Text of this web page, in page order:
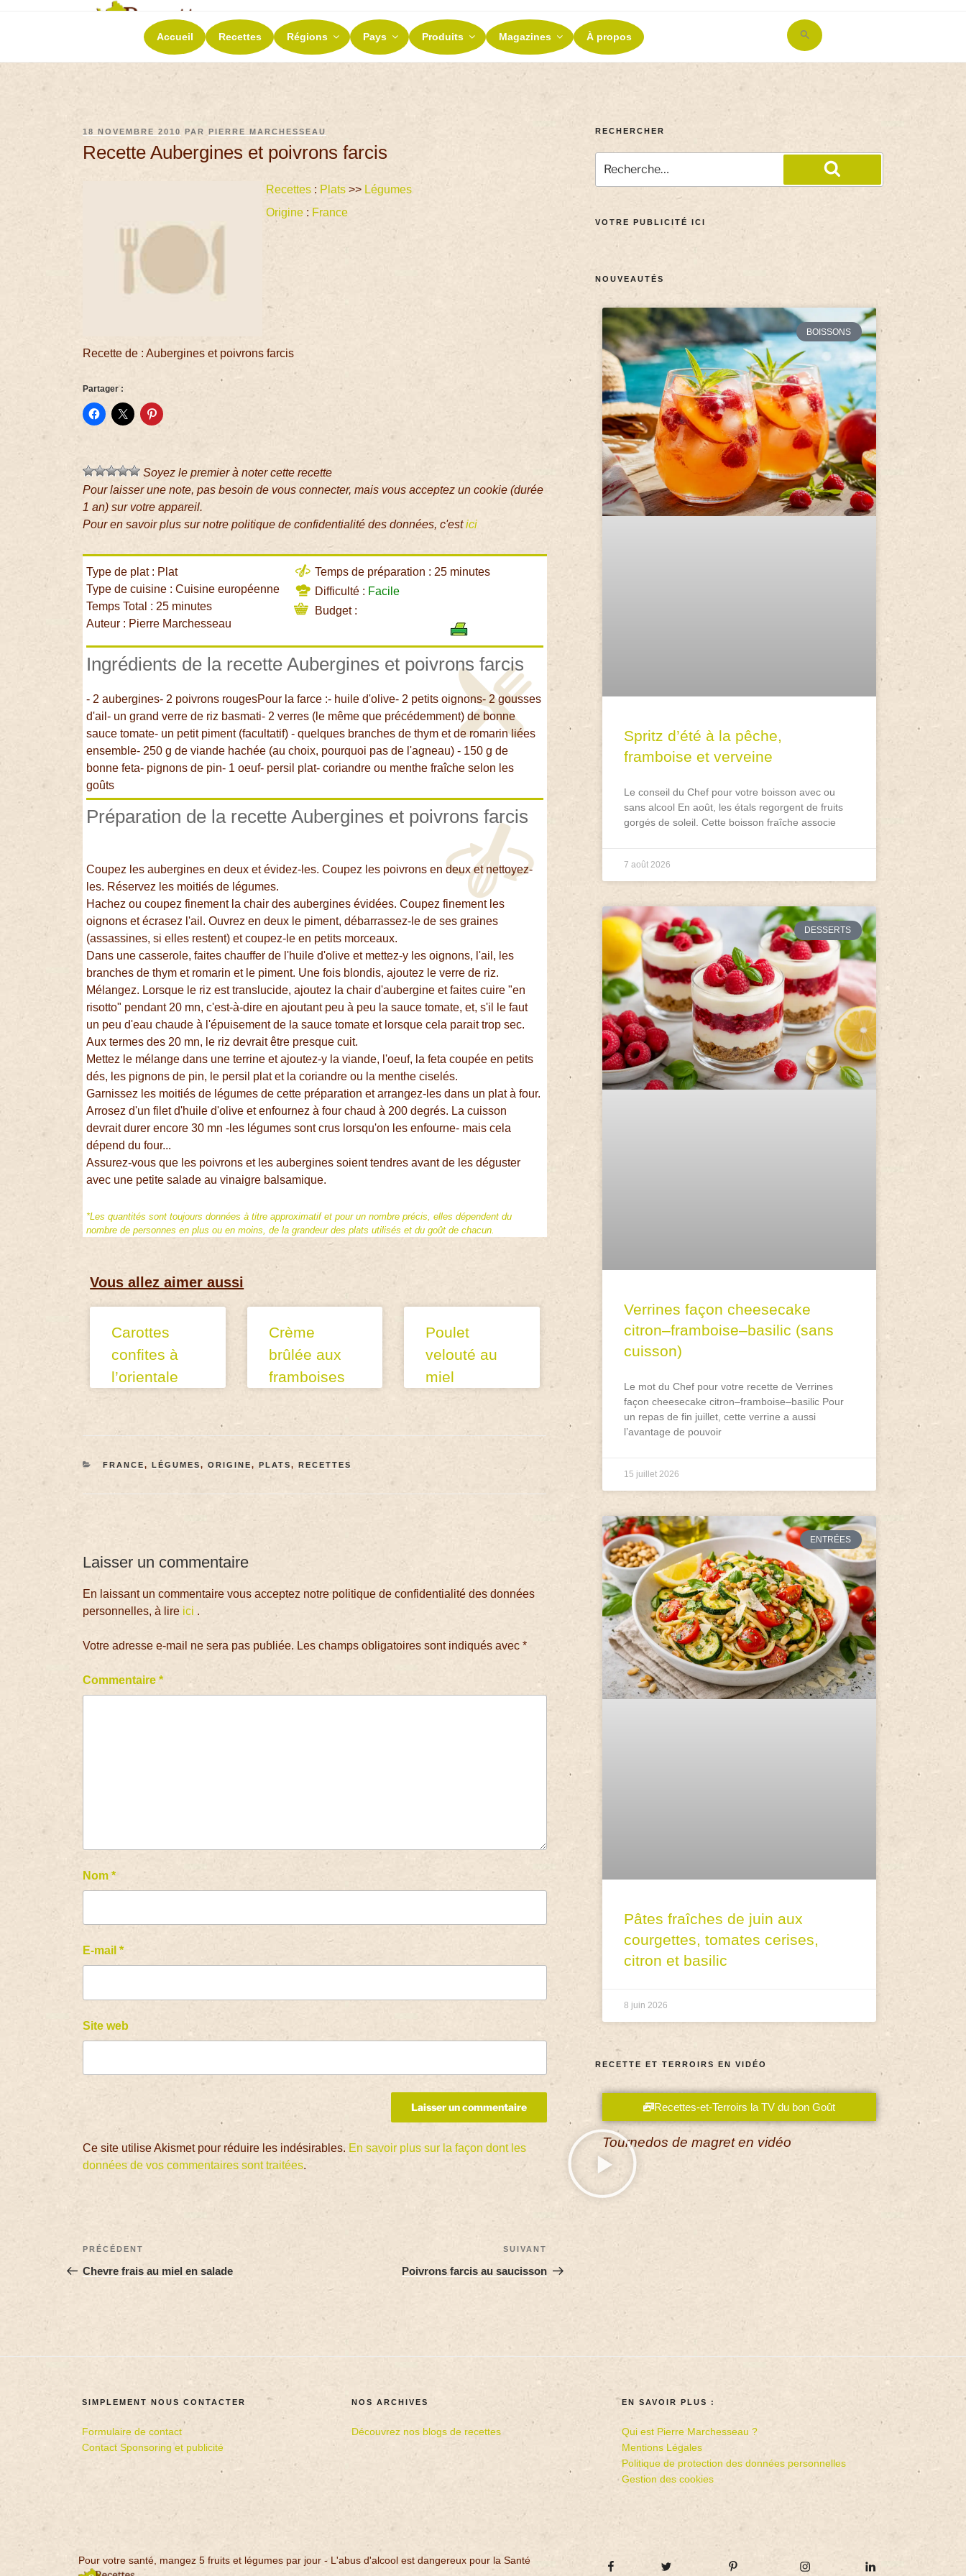
RECETTES ET TERROIRS
La richesse de nos terroirs
Accueil Recettes Régions Pays Produits Magazines À propos
Search
for:
18 NOVEMBRE 2010 PARPIERRE MARCHESSEAU
Recette Aubergines et poivrons farcis
Recettes : Plats >> Légumes
Origine : France
Recette de : Aubergines et poivrons farcis
Partager :
Soyez le premier à noter cette recette
Pour laisser une note, pas besoin de vous connecter, mais vous acceptez un cookie (durée
1 an) sur votre appareil.
Pour en savoir plus sur notre politique de confidentialité des données, c'estici
Type de plat : Plat
Type de cuisine : Cuisine européenne
Temps Total : 25 minutes
Auteur : Pierre Marchesseau
Temps de préparation : 25 minutes
Difficulté : Facile
Budget :
Ingrédients de la recette Aubergines et poivrons farcis
- 2 aubergines- 2 poivrons rougesPour la farce :- huile d'olive- 2 petits oignons- 2 gousses
d'ail- un grand verre de riz basmati- 2 verres (le même que précédemment) de bonne
sauce tomate- un petit piment (facultatif) - quelques branches de thym et de romarin liées
ensemble- 250 g de viande hachée (au choix, pourquoi pas de l'agneau) - 150 g de
bonne feta- pignons de pin- 1 oeuf- persil plat- coriandre ou menthe fraîche selon les
goûts
Préparation de la recette Aubergines et poivrons farcis
Coupez les aubergines en deux et évidez-les. Coupez les poivrons en deux et nettoyez-
les. Réservez les moitiés de légumes.
Hachez ou coupez finement la chair des aubergines évidées. Coupez finement les
oignons et écrasez l'ail. Ouvrez en deux le piment, débarrassez-le de ses graines
(assassines, si elles restent) et coupez-le en petits morceaux.
Dans une casserole, faites chauffer de l'huile d'olive et mettez-y les oignons, l'ail, les
branches de thym et romarin et le piment. Une fois blondis, ajoutez le verre de riz.
Mélangez. Lorsque le riz est translucide, ajoutez la chair d'aubergine et faites cuire "en
risotto" pendant 20 mn, c'est-à-dire en ajoutant peu à peu la sauce tomate, et, s'il le faut
un peu d'eau chaude à l'épuisement de la sauce tomate et lorsque cela parait trop sec.
Aux termes des 20 mn, le riz devrait être presque cuit.
Mettez le mélange dans une terrine et ajoutez-y la viande, l'oeuf, la feta coupée en petits
dés, les pignons de pin, le persil plat et la coriandre ou la menthe ciselés.
Garnissez les moitiés de légumes de cette préparation et arrangez-les dans un plat à four.
Arrosez d'un filet d'huile d'olive et enfournez à four chaud à 200 degrés. La cuisson
devrait durer encore 30 mn -les légumes sont crus lorsqu'on les enfourne- mais cela
dépend du four...
Assurez-vous que les poivrons et les aubergines soient tendres avant de les déguster
avec une petite salade au vinaigre balsamique.
*Les quantités sont toujours données à titre approximatif et pour un nombre précis, elles dépendent du
nombre de personnes en plus ou en moins, de la grandeur des plats utilisés et du goût de chacun.
Vous allez aimer aussi
Carottes
confites à
l’orientale
Crème
brûlée aux
framboises
Poulet
velouté au
miel
FRANCE, LÉGUMES, ORIGINE, PLATS, RECETTES
Laisser un commentaire
En laissant un commentaire vous acceptez notre politique de confidentialité des données
personnelles, à lire ici .
Votre adresse e-mail ne sera pas publiée. Les champs obligatoires sont indiqués avec*
Commentaire*
Nom*
E-mail*
Site web
Ce site utilise Akismet pour réduire les indésirables. En savoir plus sur la façon dont les
données de vos commentaires sont traitées.
PRÉCÉDENT
Chevre frais au miel en salade
SUIVANT
Poivrons farcis au saucisson
RECHERCHER
VOTRE PUBLICITÉ ICI
NOUVEAUTÉS
BOISSONS
Spritz d’été à la pêche,
framboise et verveine
Le conseil du Chef pour votre boisson avec ou
sans alcool En août, les étals regorgent de fruits
gorgés de soleil. Cette boisson fraîche associe
7 août 2026
DESSERTS
Verrines façon cheesecake
citron–framboise–basilic (sans
cuisson)
Le mot du Chef pour votre recette de Verrines
façon cheesecake citron–framboise–basilic Pour
un repas de fin juillet, cette verrine a aussi
l’avantage de pouvoir
15 juillet 2026
ENTRÉES
Pâtes fraîches de juin aux
courgettes, tomates cerises,
citron et basilic
8 juin 2026
RECETTE ET TERROIRS EN VIDÉO
Recettes-et-Terroirs la TV du bon Goût
Tournedos de magret en vidéo
SIMPLEMENT NOUS CONTACTER
Formulaire de contact
Contact Sponsoring et publicité
NOS ARCHIVES
Découvrez nos blogs de recettes
EN SAVOIR PLUS :
Qui est Pierre Marchesseau ?
Mentions Légales
Politique de protection des données personnelles
Gestion des cookies
Pour votre santé, mangez 5 fruits et légumes par jour - L'abus d'alcool est dangereux pour la Santé